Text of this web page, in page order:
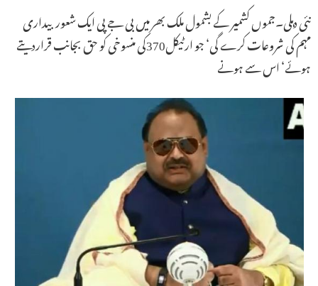
نئی دہلی۔جموں کشمیر کے بشمول ملک بھر میں بی جے پی ایک شعور بیداری
مہم کی شروعات کرے گی‘ جو ارٹیکل370کی منسوخی کو حق بجانب قراردیتے
ہوئے‘ اس سے ہونے